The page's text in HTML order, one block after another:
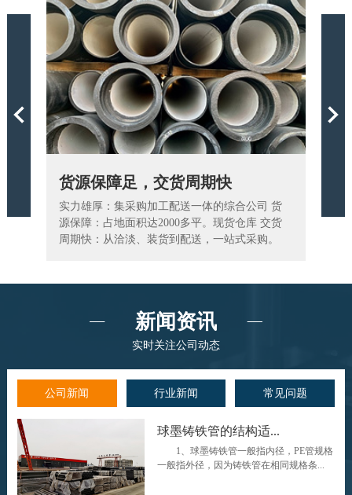
Previous
货源保障足，交货周期快
实力雄厚：集采购加工配送一体的综合公司 货
源保障：占地面积达2000多平。现货仓库 交货
周期快：从洽淡、装货到配送，一站式采购。
新闻资讯
实时关注公司动态
公司新闻 行业新闻 常见问题
球墨铸铁管的结构适...
1、球墨铸铁管一般指内径，PE管规格
一般指外径，因为铸铁管在相同规格条...